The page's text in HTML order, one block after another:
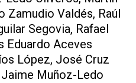
Zamudio Valdés, Raúl
Segovia, Rafael
Eduardo Aceves
López, José Cruz
Muñoz-Ledo